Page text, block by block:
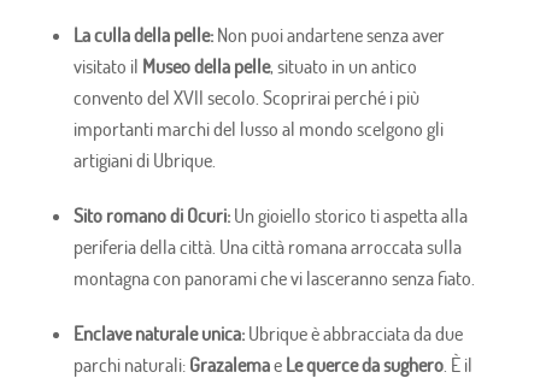
La culla della pelle:Non puoi andartene senza aver
visitato il Museo della pelle, situato in un antico
convento del XVII secolo. Scoprirai perché i più
importanti marchi del lusso al mondo scelgono gli
artigiani di Ubrique.
Sito romano di Ocuri:Un gioiello storico ti aspetta alla
periferia della città. Una città romana arroccata sulla
montagna con panorami che vi lasceranno senza fiato.
Enclave naturale unica:Ubrique è abbracciata da due
parchi naturali: Grazalemae Le querce da sughero. È il